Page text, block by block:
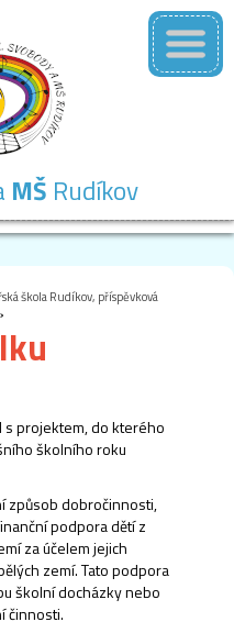
MŠ Rudíkov
škola Rudíkov, příspěvková
s projektem, do kterého
školního roku
způsob dobročinnosti,
podpora dětí z
za účelem jejich
zemí. Tato podpora
školní docházky nebo
činnosti.